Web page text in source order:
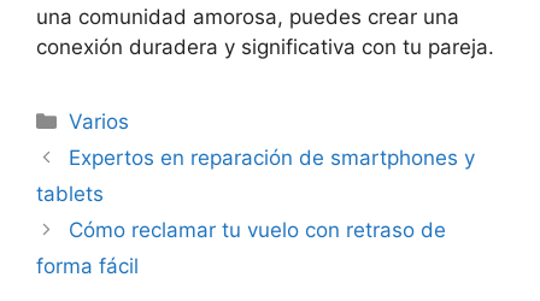
una comunidad amorosa, puedes crear una
conexión duradera y significativa con tu pareja.
Categorías
Varios
Navegación
de
Expertos en reparación de smartphones y
tablets
Cómo reclamar tu vuelo con retraso de
forma fácil